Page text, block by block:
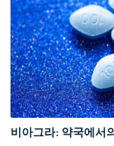
비아그라: 약국에서